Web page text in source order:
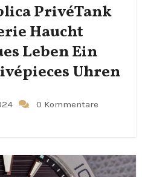
PrivéTank
Haucht
Leben Ein
Uhren
0 Kommentare